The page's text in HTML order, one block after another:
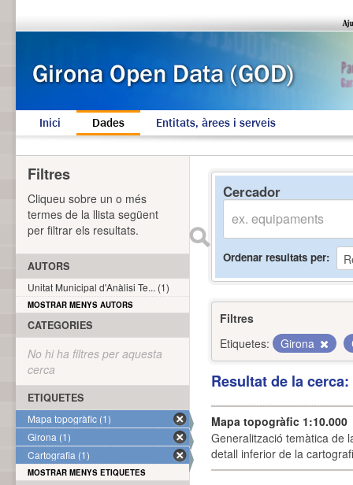
Inici Dades Entitats, àrees i serveis
Cercador
Ordenar resultats per
Filtres
Etiquetes:
Girona
Resultat de la
Mapa topogràfic 1:10.000
Generalització temàtica de
detall inferior de la
Filtres
Cliqueu sobre un o més
termes de la llista següent
per filtrar els resultats.
AUTORS
Unitat Municipal d'Anàlisi Te... (1)
MOSTRAR MENYS AUTORS
CATEGORIES
No hi ha filtres per aquesta
cerca
ETIQUETES
Mapa topogràfic (1)
Girona (1)
Cartografia (1)
MOSTRAR MENYS ETIQUETES